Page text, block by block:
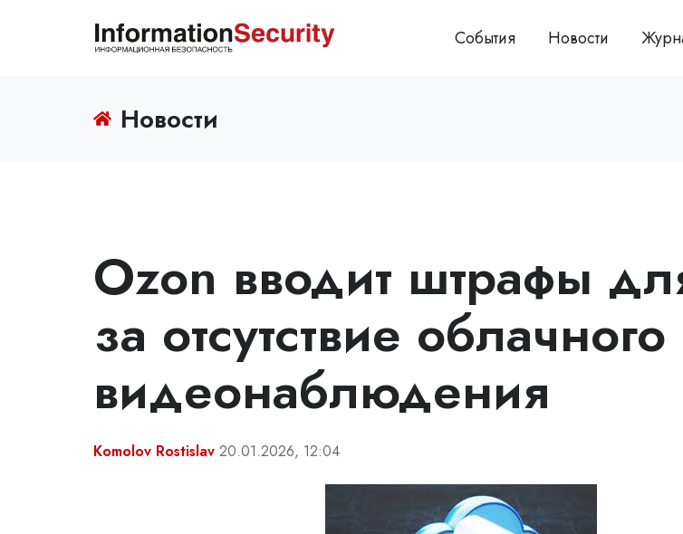
События Новости
Новости
Ozon вводит штрафы
за отсутствие облачного
видеонаблюдения
Komolov Rostislav 20.01.2026, 12:04